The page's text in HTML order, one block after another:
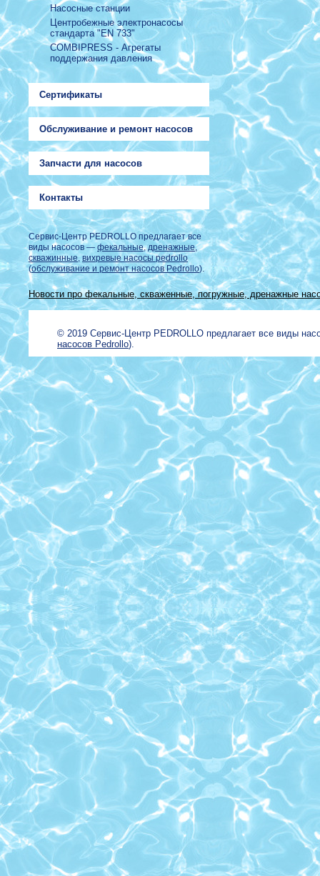
Насосные станции
Центробежные электронасосы
стандарта "EN 733"
COMBIPRESS - Агрегаты
поддержания давления
Сертификаты
Обслуживание и ремонт насосов
Запчасти для насосов
Контакты
Сервис-Центр PEDROLLO предлагает все
виды насосов — фекальные,дренажные,
скважинные,вихревые насосы pedrollo
(обслуживание и ремонт насосов Pedrollo).
Новости про фекальные, скваженные, погружные, дренажные
© 2019 Сервис-Центр PEDROLLO предлагает все виды
насосов Pedrollo).